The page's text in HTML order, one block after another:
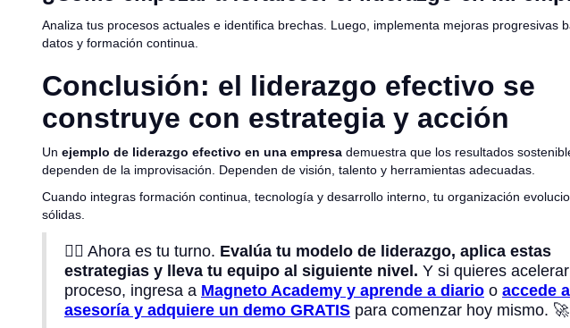
Analiza tus procesos actuales e identifica brechas. Luego, implementa mejoras progresivas
datos y formación continua.
Conclusión: el liderazgo efectivo se
construye con estrategia y acción
Un ejemplo de liderazgo efectivo en una empresa demuestra que los resultados
dependen de la improvisación. Dependen de visión, talento y herramientas adecuadas.
Cuando integras formación continua, tecnología y desarrollo interno, tu organización
sólidas.
👉🏻 Ahora es tu turno. Evalúa tu modelo de liderazgo, aplica estas
estrategias y lleva tu equipo al siguiente nivel. Y si quieres acelerar
proceso, ingresa a Magneto Academy y aprende a diario o accede
asesoría y adquiere un demo GRATIS para comenzar hoy mismo. 🚀